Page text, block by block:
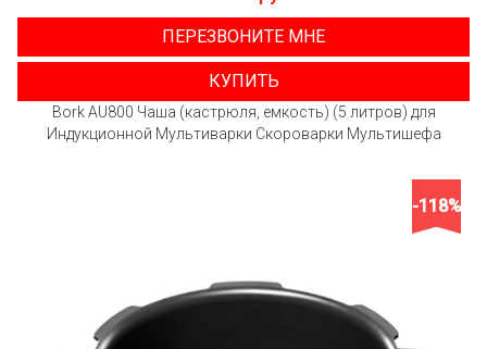
ПЕРЕЗВОНИТЕ МНЕ
КУПИТЬ
Bork AU800 Чаша (кастрюля, емкость) (5 литров) для
Индукционной Мультиварки Скороварки Мультишефа
-118%